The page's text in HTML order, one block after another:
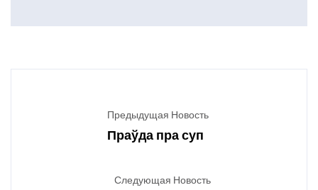
Предыдущая Новость
Праўда пра суп
Следующая Новость